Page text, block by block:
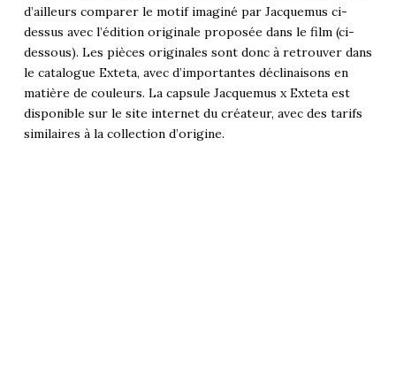
d’ailleurs comparer le motif imaginé par Jacquemus ci-
dessus avec l’édition originale proposée dans le film (ci-
dessous). Les pièces originales sont donc à retrouver dans
le catalogue Exteta, avec d’importantes déclinaisons en
matière de couleurs. La capsule Jacquemus x Exteta est
disponible sur le site internet du créateur, avec des tarifs
similaires à la collection d’origine.